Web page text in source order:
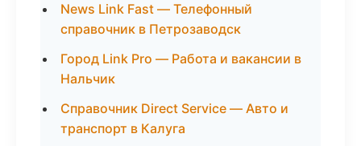
News Link Fast — Телефонный
справочник в Петрозаводск
Город Link Pro — Работа и вакансии в
Нальчик
Справочник Direct Service — Авто и
транспорт в Калуга